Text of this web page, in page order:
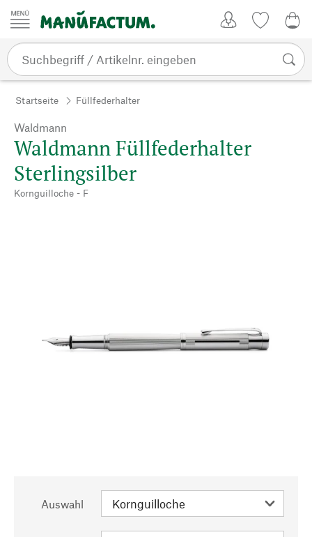
Zum Inhalt springen
Startseite Füllfederhalter
Waldmann
Waldmann Füllfederhalter
Sterlingsilber
Kornguilloche - F
Auswahl